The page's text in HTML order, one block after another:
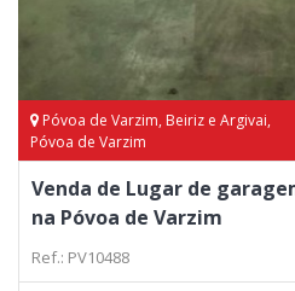
Póvoa de Varzim, Beiriz e Argivai,
Póvoa de Varzim
Venda de Lugar de
na Póvoa de Varzim
Ref.: PV10488